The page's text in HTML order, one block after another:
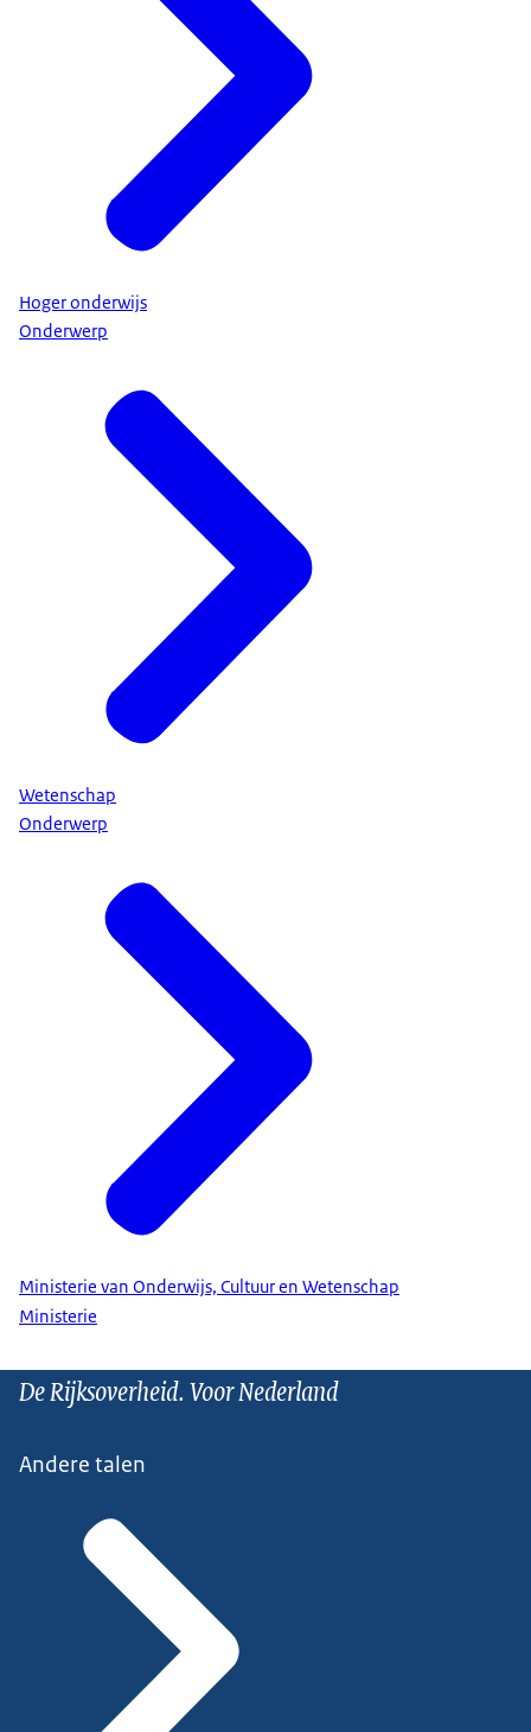
Hoger onderwijs
Onderwerp
Wetenschap
Onderwerp
Ministerie van Onderwijs, Cultuur en Wetenschap
Ministerie
De Rijksoverheid. Voor Nederland
Andere talen